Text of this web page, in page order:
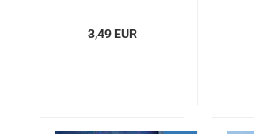
3,49 EUR